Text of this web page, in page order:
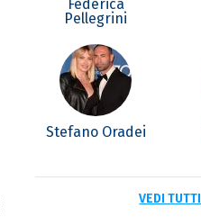
Federica
Pellegrini
Stefano Oradei
VEDI TUTTI